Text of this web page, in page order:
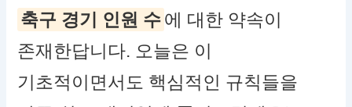
축구 경기 인원 수에 대한 약속이
존재한답니다. 오늘은 이
기초적이면서도 핵심적인 규칙들을